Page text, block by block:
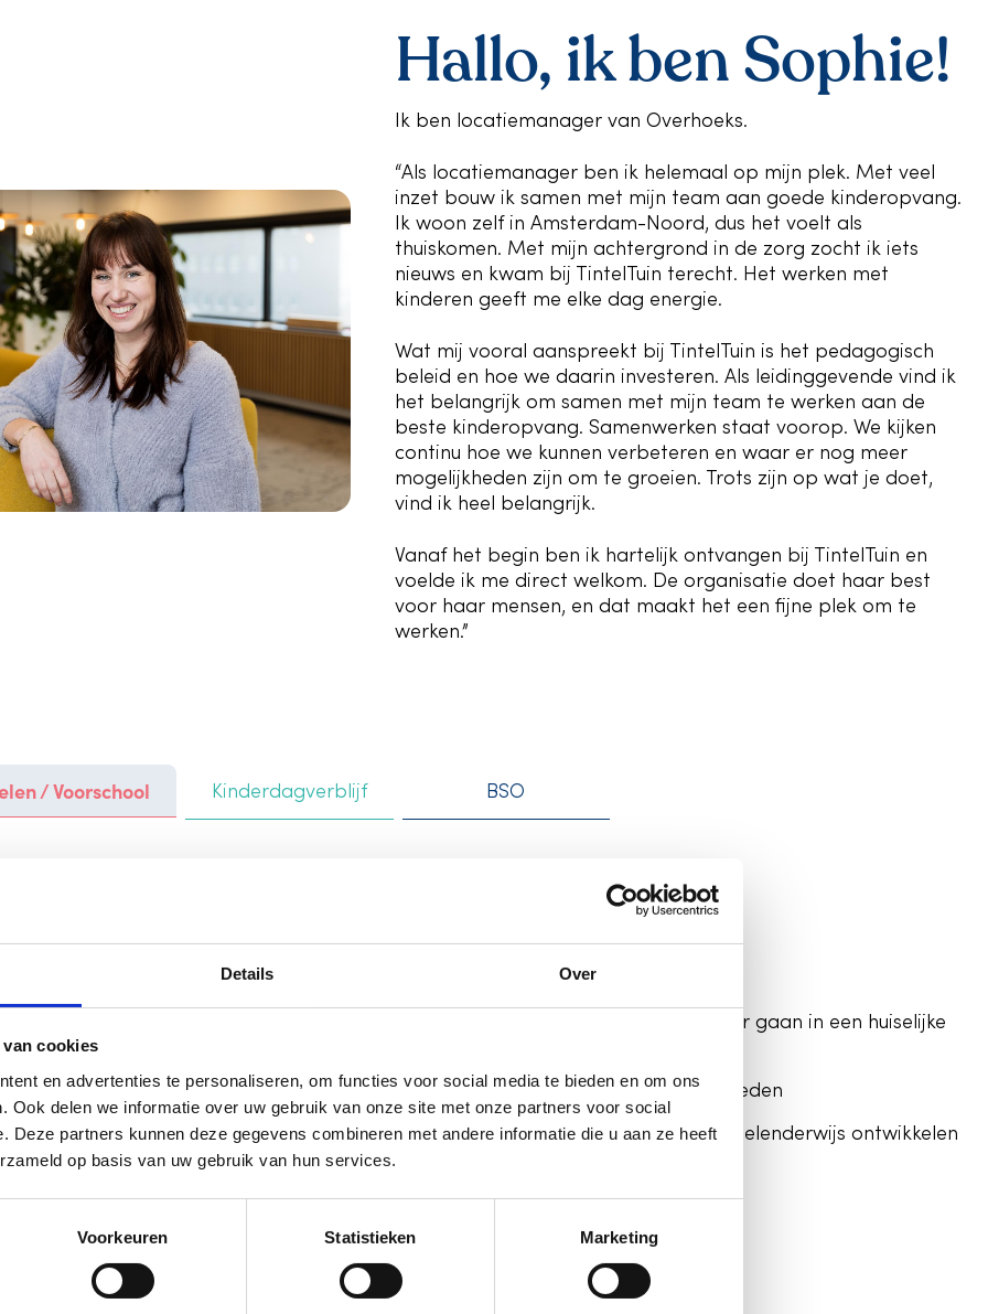
Details Over
cookies
en advertenties te personaliseren, om functies voor social media te bieden en om ons
Ook delen we informatie over uw gebruik van onze site met onze partners voor social
Deze partners kunnen deze gegevens combineren met andere informatie die u aan ze heeft
op basis van uw gebruik van hun services.
Voorkeuren Statistieken Marketing
Hallo, ik ben Sophie!
Ik ben locatiemanager van Overhoeks.
“Als locatiemanager ben ik helemaal op mijn plek. Met veel
inzet bouw ik samen met mijn team aan goede kinderopvang.
Ik woon zelf in Amsterdam-Noord, dus het voelt als
thuiskomen. Met mijn achtergrond in de zorg zocht ik iets
nieuws en kwam bij TintelTuin terecht. Het werken met
kinderen geeft me elke dag energie.
Wat mij vooral aanspreekt bij TintelTuin is het pedagogisch
beleid en hoe we daarin investeren. Als leidinggevende vind ik
het belangrijk om samen met mijn team te werken aan de
beste kinderopvang. Samenwerken staat voorop. We kijken
continu hoe we kunnen verbeteren en waar er nog meer
mogelijkheden zijn om te groeien. Trots zijn op wat je doet,
vind ik heel belangrijk.
Vanaf het begin ben ik hartelijk ontvangen bij TintelTuin en
voelde ik me direct welkom. De organisatie doet haar best
voor haar mensen, en dat maakt het een fijne plek om te
werken.”
/ Voorschool Kinderdagverblijf BSO
Voorschool
Overhoeks
Spelen, ontdekken en op avontuur gaan in een huiselijke
Ministad met heel veel mogelijkheden
Onze dagindeling richt zich op spelenderwijs ontwikkelen
over ons